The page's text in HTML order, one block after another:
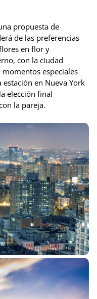
propuesta de
de las preferencias
en flor y
con la ciudad
especiales
en Nueva York
elección final
la pareja.